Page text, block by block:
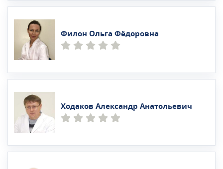
Филон Ольга Фёдоровна
Ходаков Александр Анатольевич